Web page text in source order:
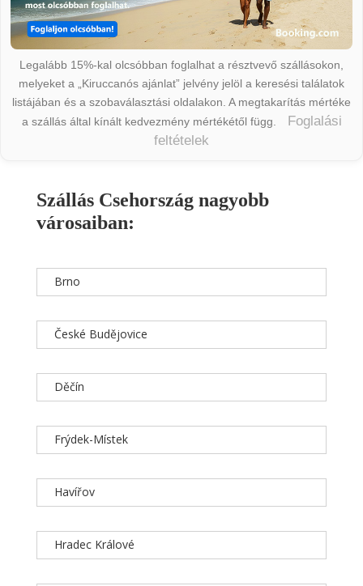
Legalább 15%-kal olcsóbban foglalhat a résztvevő szállásokon,
melyeket a „Kiruccanós ajánlat” jelvény jelöl a keresési találatok
listájában és a szobaválasztási oldalakon. A megtakarítás mértéke
a szállás által kínált kedvezmény mértékétől függ.
Foglalási
feltételek
Szállás Csehország nagyobb
városaiban:
Brno
České Budějovice
Děčín
Frýdek-Místek
Havířov
Hradec Králové